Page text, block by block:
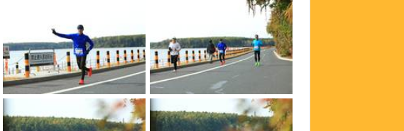
bedusQGQazj3c3QRs0uJmpUkkkBx9c2R20HEUddYomBj7AlUI8tzbNcBkbNwgH-2
bedusQGQazj3c3QRs0uJmsAiaQjbKvTyoWb2WiS7siY8kLmTJVN7-7QGKInNrVGY bedusQGQazj3c3QRs0uJmk4yq3d8x9wTLEMvG_vTTWBn_NJCXNsZp8mf4DkBYkN_